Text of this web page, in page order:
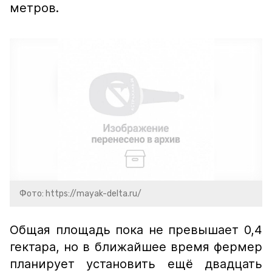
метров.
Фото: https://mayak-delta.ru/
Общая площадь пока не превышает 0,4
гектара, но в ближайшее время фермер
планирует установить ещё двадцать